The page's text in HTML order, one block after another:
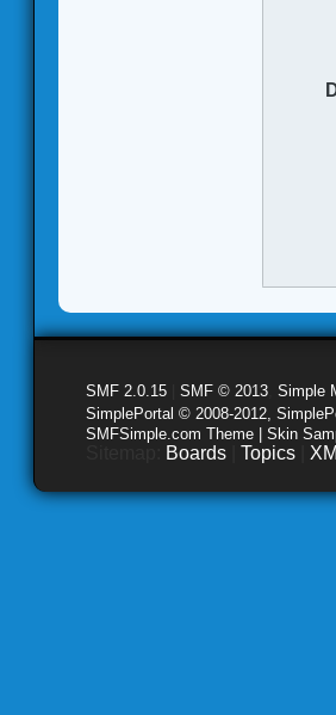
SMF 2.0.15 SMF © 2013 Simple
SimplePortal © 2008-2012,
SMFSimple.com Theme | Skin
Boards Topics